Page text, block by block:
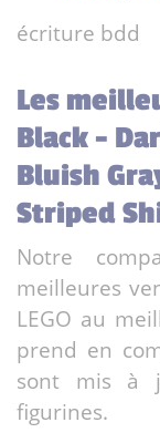
écriture bdd
Les
Black -
Bluish
Striped
Notre
meilleures
LEGO au
prend en
sont mis à
figurines.